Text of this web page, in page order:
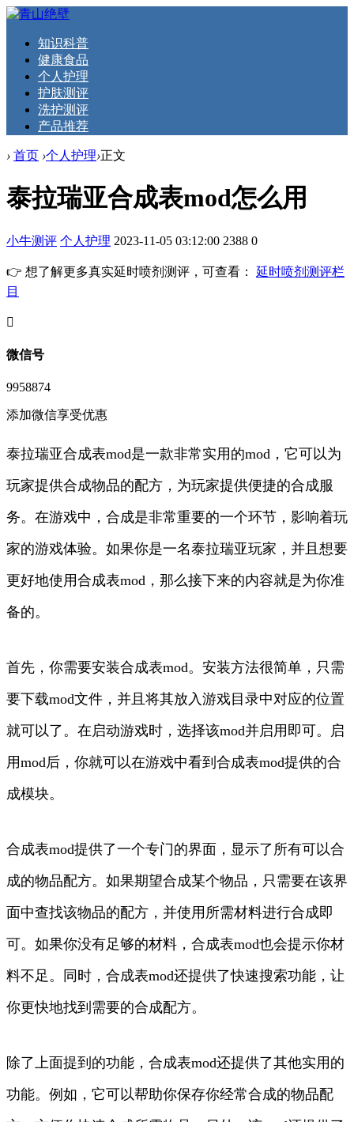
知识科普
健康食品
个人护理
护肤测评
洗护测评
产品推荐
› 首页 ›个人护理›正文
泰拉瑞亚合成表mod怎么用
小牛测评 个人护理 2023-11-05 03:12:00 2388 0
👉 想了解更多真实延时喷剂测评，可查看： 延时喷剂测评栏
目
󦘖
微信号
9958874
添加微信享受优惠
泰拉瑞亚合成表mod是一款非常实用的mod，它可以为
玩家提供合成物品的配方，为玩家提供便捷的合成服
务。在游戏中，合成是非常重要的一个环节，影响着玩
家的游戏体验。如果你是一名泰拉瑞亚玩家，并且想要
更好地使用合成表mod，那么接下来的内容就是为你准
备的。
首先，你需要安装合成表mod。安装方法很简单，只需
要下载mod文件，并且将其放入游戏目录中对应的位置
就可以了。在启动游戏时，选择该mod并启用即可。启
用mod后，你就可以在游戏中看到合成表mod提供的合
成模块。
合成表mod提供了一个专门的界面，显示了所有可以合
成的物品配方。如果期望合成某个物品，只需要在该界
面中查找该物品的配方，并使用所需材料进行合成即
可。如果你没有足够的材料，合成表mod也会提示你材
料不足。同时，合成表mod还提供了快速搜索功能，让
你更快地找到需要的合成配方。
除了上面提到的功能，合成表mod还提供了其他实用的
功能。例如，它可以帮助你保存你经常合成的物品配